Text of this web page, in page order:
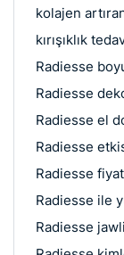
kolajen
kırışıklık
Radiesse
Radiesse
Radiesse el
Radiesse
Radiesse
Radiesse ile
Radiesse